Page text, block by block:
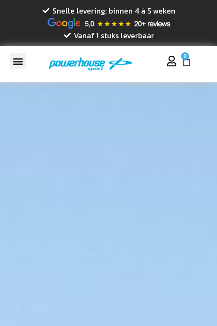
Snelle levering: binnen 4 à 5 weken
Vanaf 1 stuks leverbaar
0